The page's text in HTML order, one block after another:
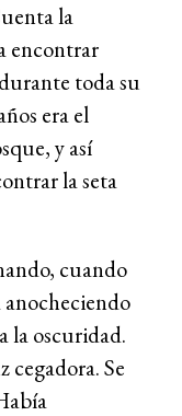
la
encontrar
toda su
era el
y así
la seta
cuando
anocheciendo
la oscuridad.
cegadora. Se